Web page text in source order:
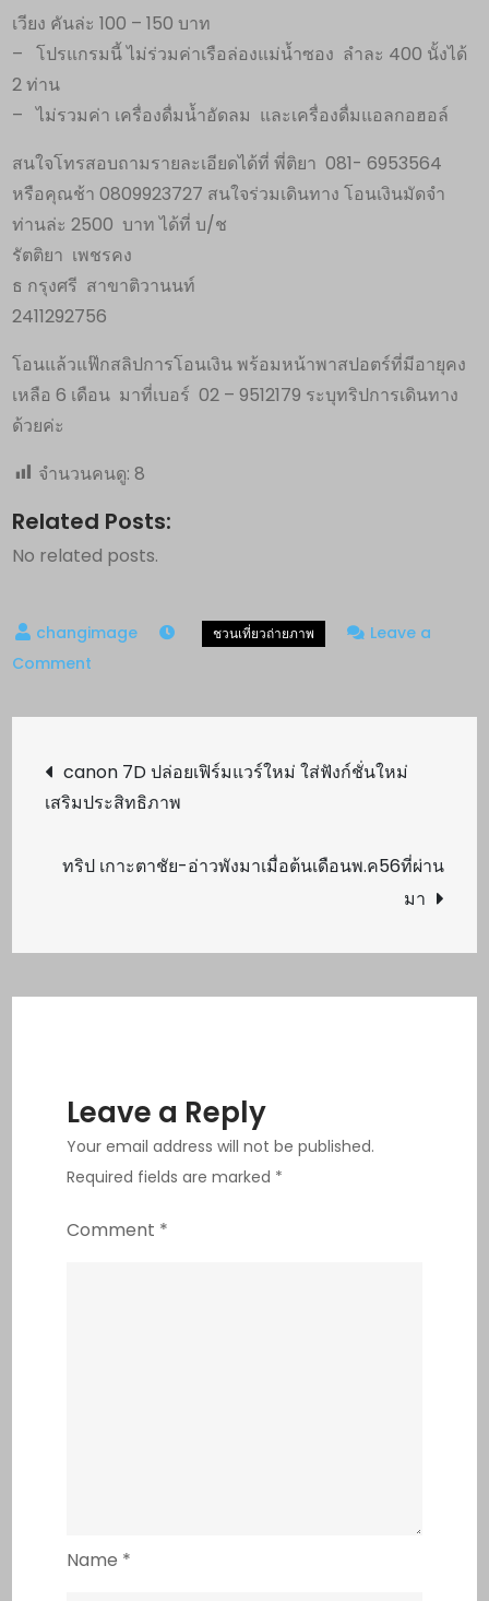
เวียง คันล่ะ 100 – 150 บาท
– โปรแกรมนี้ ไม่ร่วมค่าเรือล่องแม่น้ำซอง ลำละ 400 นั้งได้
2 ท่าน
– ไม่รวมค่า เครื่องดื่มน้ำอัดลม และเครื่องดื่มแอลกอฮอล์
สนใจโทรสอบถามรายละเอียดได้ที่ พี่ติยา 081- 6953564
หรือคุณช้า 0809923727 สนใจร่วมเดินทาง โอนเงินมัดจำ
ท่านล่ะ 2500 บาท ได้ที่ บ/ช
รัตติยา เพชรคง
ธ กรุงศรี สาขาติวานนท์
2411292756
โอนแล้วแฟ๊กสลิปการโอนเงิน พร้อมหน้าพาสปอตร์ที่มีอายุคง
เหลือ 6 เดือน มาที่เบอร์ 02 – 9512179 ระบุทริปการเดินทาง
ด้วยค่ะ
จำนวนคนดู: 8
Related Posts:
No related posts.
Leave a
Comment
ลาว
จันทร์
ปั่น
ยาน
ล่อง
ซอง
24-
26
นี้
Post
navigation
canon 7D ปล่อยเฟิร์มแวร์ใหม่ ใส่ฟังก์ชั่นใหม่
เสริมประสิทธิภาพ
ทริป เกาะตาชัย-อ่าวพังมาเมื่อต้นเดือนพ.ค56ที่ผ่าน
มา
Leave a Reply
Your email address will not be published.
Required fields are marked *
Comment *
Name *